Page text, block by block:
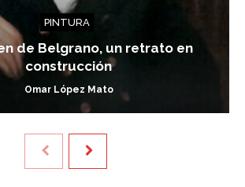
PINTURA
de Belgrano, un retrato en
construcción
Omar López Mato